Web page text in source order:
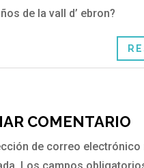
de la vall d’ ebron?
COMENTARIO
de correo electrónico